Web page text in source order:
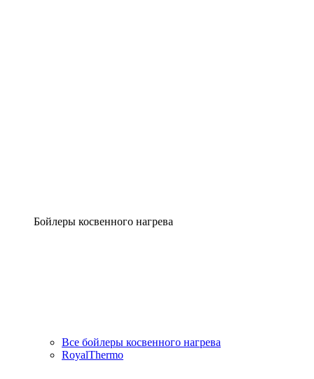
Бойлеры косвенного нагрева
Все бойлеры косвенного нагрева
RoyalThermo